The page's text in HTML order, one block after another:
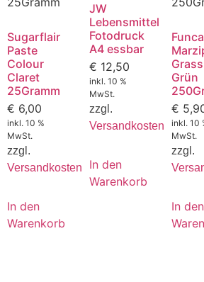
Sugarflair
Paste
Colour
Claret
25Gramm
€ 6,00
inkl. 10 %
MwSt.
zzgl.
Versandkosten
In den
Warenkorb
JW
Lebensmittel
Fotodruck
A4 essbar
€ 12,50
inkl. 10 %
MwSt.
zzgl.
Versandkosten
In den
Warenkorb
Grass
Grün
€
inkl. 10
MwSt.
zzgl.
In den